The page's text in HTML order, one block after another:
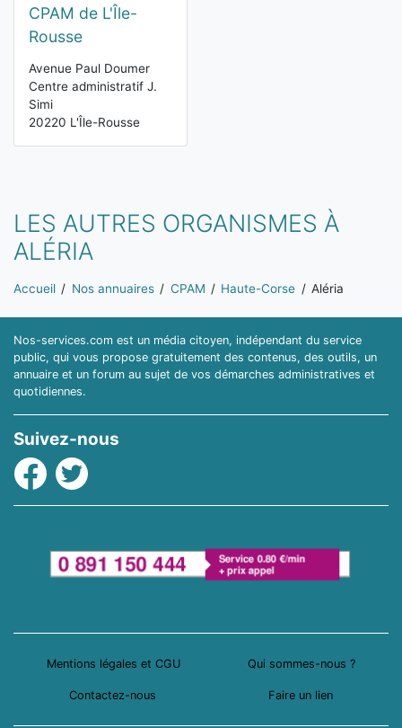
CPAM de L'Île-
Rousse
Avenue Paul Doumer
Centre administratif J.
Simi
20220 L'Île-Rousse
LES AUTRES ORGANISMES À
ALÉRIA
Vous êtes ici:
Accueil Nos annuaires CPAM Haute-Corse Aléria
Nos-services.com est un média citoyen, indépendant du service
public, qui vous propose gratuitement des contenus, des outils, un
annuaire et un forum au sujet de vos démarches administratives et
quotidiennes.
Suivez-nous
Facebook
Twitter
Mentions légales et CGU Qui sommes-nous ?
Contactez-nous Faire un lien